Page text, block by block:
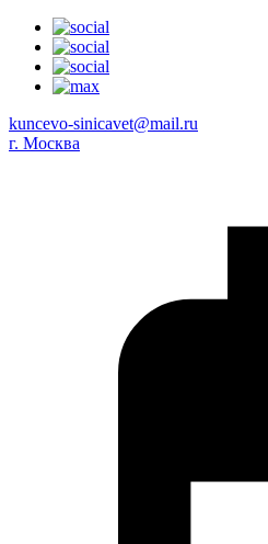
kuncevo-sinicavet@mail.ru
г. Москва